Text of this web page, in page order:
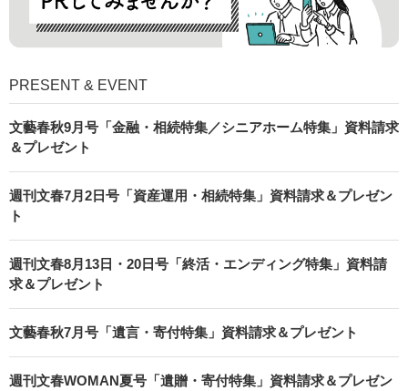
PRESENT & EVENT
文藝春秋9月号「金融・相続特集／シニアホーム特集」資料請求
＆プレゼント
週刊文春7月2日号「資産運用・相続特集」資料請求＆プレゼン
ト
週刊文春8月13日・20日号「終活・エンディング特集」資料請
求＆プレゼント
文藝春秋7月号「遺言・寄付特集」資料請求＆プレゼント
週刊文春WOMAN夏号「遺贈・寄付特集」資料請求＆プレゼン